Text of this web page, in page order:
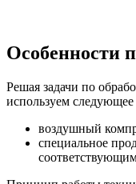
Особенности
Решая задачи по
используем следующее
воздушный
специальное